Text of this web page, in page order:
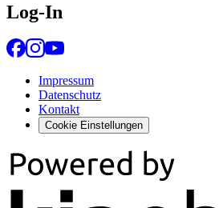
Log-In
Impressum
Datenschutz
Kontakt
Cookie Einstellungen